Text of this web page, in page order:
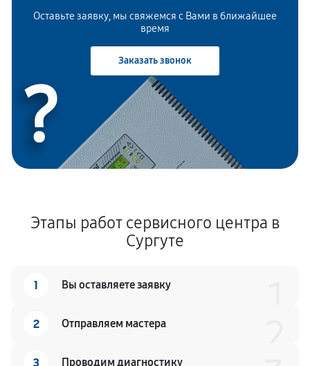
Оставьте заявку, мы свяжемся с Вами в ближайшее
время
Заказать звонок
?
Этапы работ сервисного центра в
Сургуте
1 Вы оставляете заявку
2 Отправляем мастера
3 Проводим диагностику